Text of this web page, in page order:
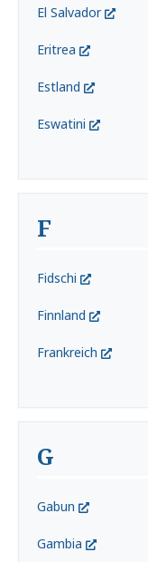
El Salvador
Eritrea
Estland
Eswatini
F
Fidschi
Finnland
Frankreich
G
Gabun
Gambia